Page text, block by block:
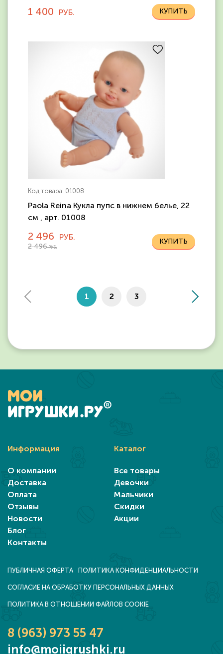
1 400 РУБ.
Код товара: 01008
Paola Reina Кукла пупс в нижнем белье, 22
см , арт. 01008
2 496 РУБ.
2 496РУБ.
1 2 3
Информация
О компании
Доставка
Оплата
Отзывы
Новости
Блог
Контакты
Каталог
Все товары
Девочки
Мальчики
Скидки
Акции
ПУБЛИЧНАЯ ОФЕРТА ПОЛИТИКА КОНФИДЕНЦИАЛЬНОСТИ
СОГЛАСИЕ НА ОБРАБОТКУ ПЕРСОНАЛЬНЫХ ДАННЫХ
ПОЛИТИКА В ОТНОШЕНИИ ФАЙЛОВ COOKIE
8 (963) 973 55 47
info@moiigrushki.ru